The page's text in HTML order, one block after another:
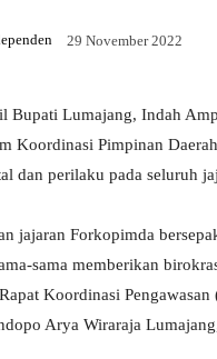
29 November 2022
Bupati Lumajang, Indah
Koordinasi Pimpinan
dan perilaku pada seluruh
jajaran Forkopimda
sama memberikan
Koordinasi
Arya Wiraraja